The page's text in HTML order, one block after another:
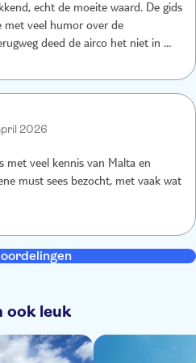
echt de moeite waard. De gids
met veel humor over de
voor een bus met
2026
met veel kennis van Malta en
must sees bezocht, met vaak wat
ook leuk